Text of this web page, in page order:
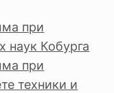
при
наук Кобурга
при
техники и